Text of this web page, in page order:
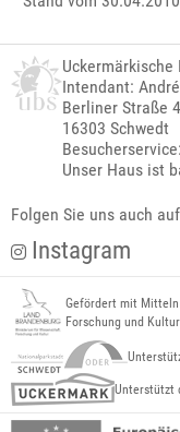
Uckermärkische
Intendant:
Berliner Straße
16303 Schwedt
Unser Haus ist
Folgen Sie uns auch
Instagram
Gefördert mit
Forschung und
Unterstützt